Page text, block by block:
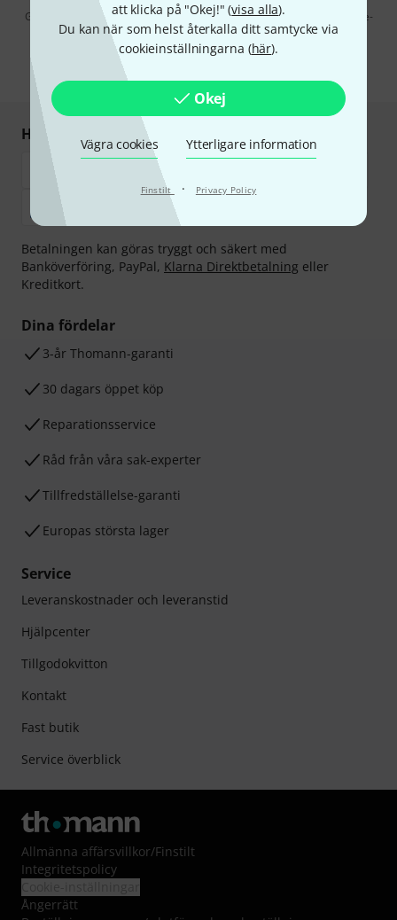
att klicka på "Okej!" (visa alla).
Du kan när som helst återkalla ditt samtycke via
cookieinställningarna (här).
Okej
Vägra cookies Ytterligare information
Finstilt · Privacy Policy
Genom att klicka på "Registrera dig nu" samtycker jag till att ta emot e-
postreklam. Avregistrering är möjlig när som helst. Du finner mer
information om nyhetsbrevet i vår sekretesspolicy
Handla och betala säkert
Betalningen kan göras tryggt och säkert med
Banköverföring, PayPal, Klarna Direktbetalning eller
Kreditkort.
Dina fördelar
3-år Thomann-garanti
30 dagars öppet köp
Reparationsservice
Råd från våra sak-experter
Tillfredställelse-garanti
Europas största lager
Service
Leveranskostnader och leveranstid
Hjälpcenter
Tillgodokvitton
Kontakt
Fast butik
Service överblick
Allmänna affärsvillkor/Finstilt
Integritetspolicy
Ångerrätt